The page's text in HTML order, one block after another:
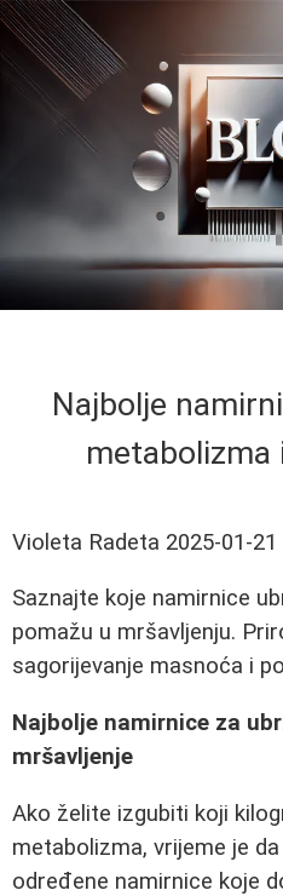
Najbolje
metabolizma
Violeta Radeta 2025-01-21
Saznajte koje namirnice
pomažu u mršavljenju.
sagorijevanje masnoća i
Najbolje namirnice za
mršavljenje
Ako želite izgubiti koji
metabolizma, vrijeme je
određene namirnice koje